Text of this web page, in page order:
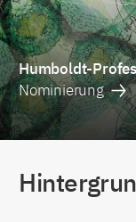
Humboldt-
Nominierung